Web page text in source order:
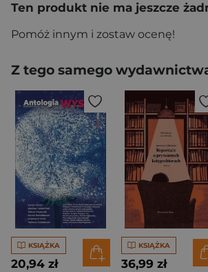
Ten produkt nie ma jeszcze
Pomóż innym i zostaw ocenę!
Z tego samego
KSIĄŻKA
20,94 zł
KSIĄŻKA
36,99 zł